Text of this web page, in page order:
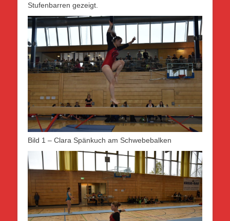
Stufenbarren gezeigt.
Bild 1 – Clara Spänkuch am Schwebebalken